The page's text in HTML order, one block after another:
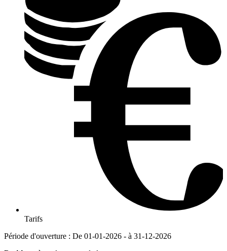
Tarifs
Période d'ouverture : De 01-01-2026 - à 31-12-2026